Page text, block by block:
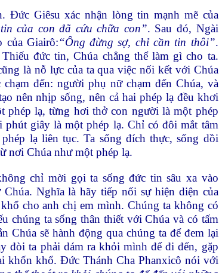
Ðức Giêsu xác nhận lòng tin mạnh mẽ của
của con đã cứu chữa con”. Sau đó, Ngài
của Giairô:“Ông đừng sợ, chỉ cần tin thôi”.
đức tin, Chúa chẳng thể làm gì cho ta.
là nỗ lực của ta qua việc nối kết với Chúa
đến: người phụ nữ chạm đến Chúa, và
nên nhịp sống, nên cả hai phép lạ đều khơi
phép lạ, từng hơi thở con người là một phép
giây là một phép lạ. Chỉ có đôi mắt tâm
lạ liên tục. Ta sống đích thực, sống dồi
nơi Chúa như một phép lạ.
chỉ mời gọi ta sống đức tin sâu xa vào
Nghĩa là hãy tiếp nối sự hiện diện của
cho anh chị em mình. Chúng ta không có
chúng ta sống thân thiết với Chúa và có tấm
Chúa sẽ hành động qua chúng ta để đem lại
đòi ta phải dám ra khỏi mình để đi đến, gặp
khốn khổ. Đức Thánh Cha Phanxicô nói với